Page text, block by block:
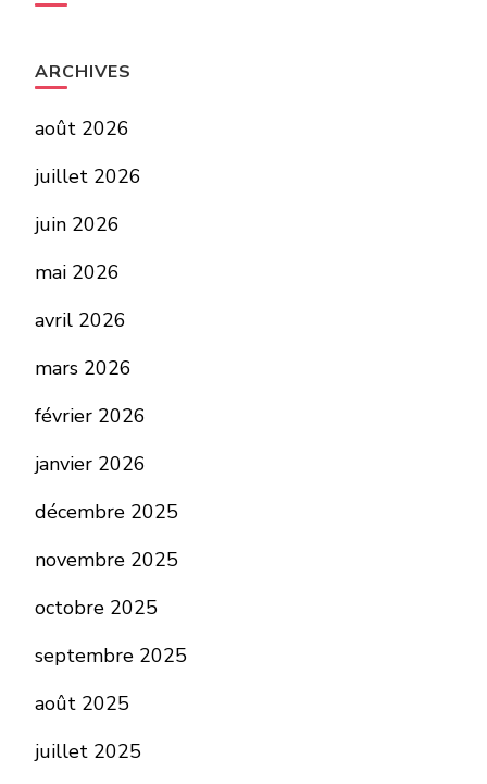
ARCHIVES
août 2026
juillet 2026
juin 2026
mai 2026
avril 2026
mars 2026
février 2026
janvier 2026
décembre 2025
novembre 2025
octobre 2025
septembre 2025
août 2025
juillet 2025